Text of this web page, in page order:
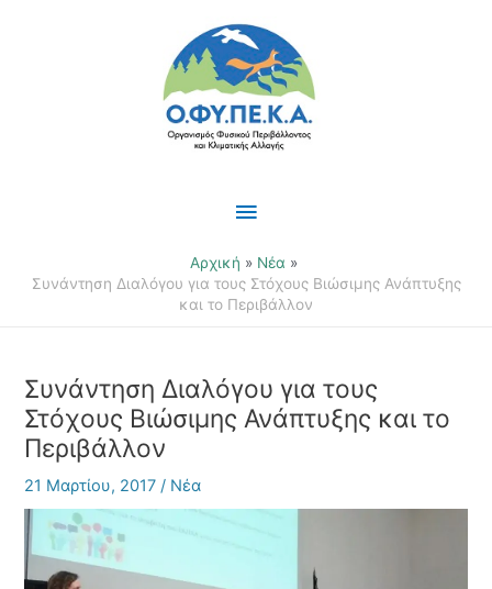
Κύριο
Μενού
Αρχική
Νέα
Συνάντηση Διαλόγου για τους Στόχους Βιώσιμης Ανάπτυξης
και το Περιβάλλον
Συνάντηση Διαλόγου για τους
Στόχους Βιώσιμης Ανάπτυξης και το
Περιβάλλον
21 Μαρτίου, 2017/ Νέα